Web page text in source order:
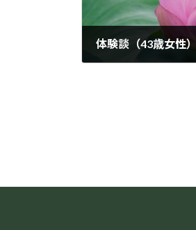
体験談（43歳女性）